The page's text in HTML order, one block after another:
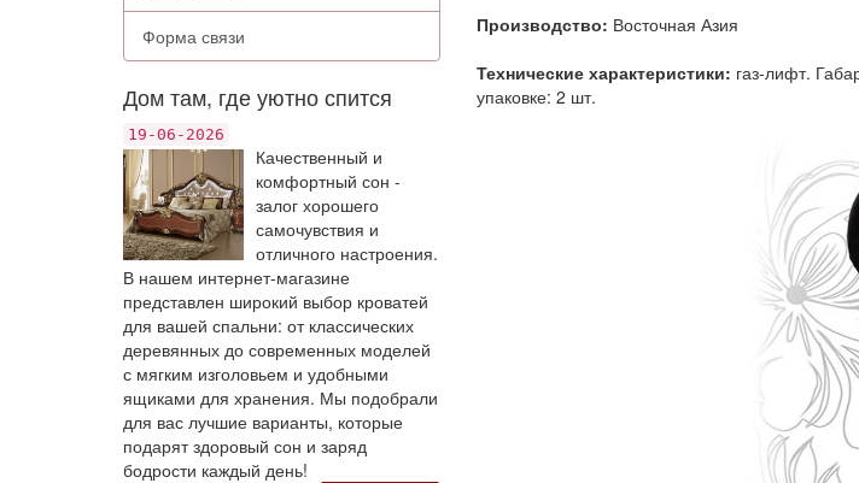
Форма связи
Дом там, где уютно спится
19-06-2026
Качественный и
комфортный сон -
залог хорошего
самочувствия и
отличного настроения.
В нашем интернет-магазине
представлен широкий выбор кроватей
для вашей спальни: от классических
деревянных до современных моделей
с мягким изголовьем и удобными
ящиками для хранения. Мы подобрали
для вас лучшие варианты, которые
подарят здоровый сон и заряд
бодрости каждый день!
Производство: Восточная Азия
Технические характеристики: газ-лифт.
упаковке: 2 шт.